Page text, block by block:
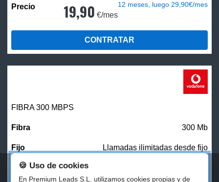
19,90 €/mes
12 meses, luego 29,90€/mes
CONTRATAR
FIBRA 300 MBPS
300 Mb
Llamadas ilimitadas desde fijo
27,00 €/mes
🍪 Uso de cookies
En Premium Leads S.L. utilizamos cookies propias y de